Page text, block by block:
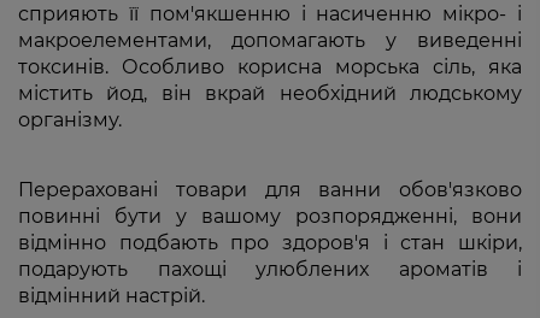
сприяють її пом'якшенню і насиченню мікро- і
макроелементами, допомагають у виведенні
токсинів. Особливо корисна морська сіль, яка
містить йод, він вкрай необхідний людському
організму.
Перераховані товари для ванни обов'язково
повинні бути у вашому розпорядженні, вони
відмінно подбають про здоров'я і стан шкіри,
подарують пахощі улюблених ароматів і
відмінний настрій.